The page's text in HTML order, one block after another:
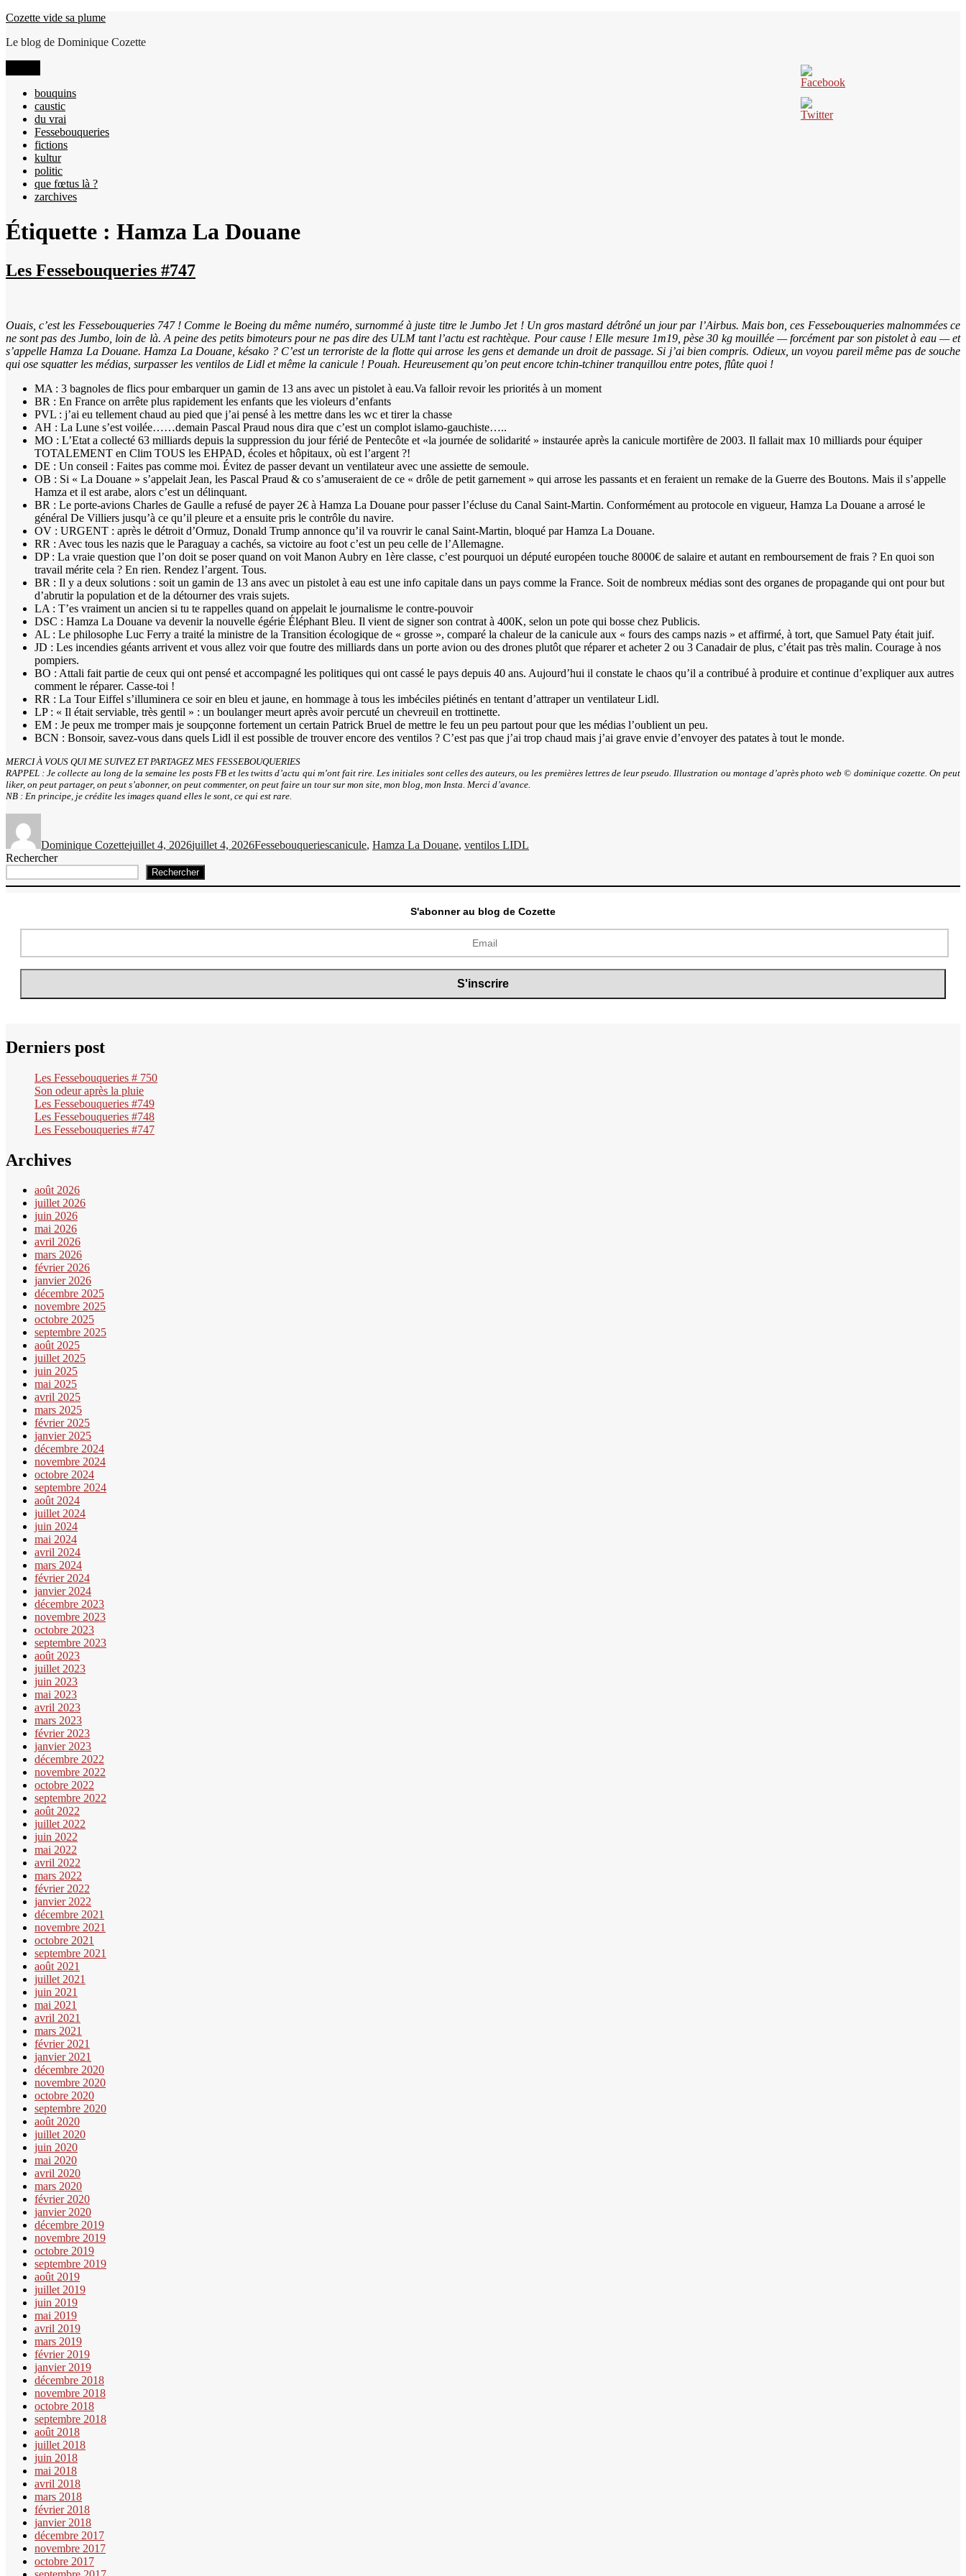
Aller
contenu
Cozette vide sa plume
Le blog de Dominique Cozette
bouquins
caustic
du vrai
Fessebouqueries
fictions
kultur
politic
que fœtus là ?
zarchives
Étiquette : Hamza La Douane
Les Fessebouqueries #747
Ouais, c’est les Fessebouqueries 747 ! Comme le Boeing du même numéro, surnommé à juste titre le Jumbo Jet ! Un gros mastard détrôné un jour par l’Airbus. Mais bon, ces Fessebouqueries malnommées ce
ne sont pas des Jumbo, loin de là. A peine des petits bimoteurs pour ne pas dire des ULM tant l’actu est rachtèque. Pour cause ! Elle mesure 1m19, pèse 30 kg mouillée — forcément par son pistolet à eau — et
s’appelle Hamza La Douane. Hamza La Douane, késako ? C’est un terroriste de la flotte qui arrose les gens et demande un droit de passage. Si j’ai bien compris. Odieux, un voyou pareil même pas de souche
qui ose squatter les médias, surpasser les ventilos de Lidl et même la canicule ! Pouah. Heureusement qu’on peut encore tchin-tchiner tranquillou entre potes, flûte quoi !
MA : 3 bagnoles de flics pour embarquer un gamin de 13 ans avec un pistolet à eau.Va falloir revoir les priorités à un moment
BR : En France on arrête plus rapidement les enfants que les violeurs d’enfants
PVL : j’ai eu tellement chaud au pied que j’ai pensé à les mettre dans les wc et tirer la chasse
AH : La Lune s’est voilée……demain Pascal Praud nous dira que c’est un complot islamo-gauchiste…..
MO : L’Etat a collecté 63 milliards depuis la suppression du jour férié de Pentecôte et «la journée de solidarité » instaurée après la canicule mortifère de 2003. Il fallait max 10 milliards pour équiper
TOTALEMENT en Clim TOUS les EHPAD, écoles et hôpitaux, où est l’argent ?!
DE : Un conseil : Faites pas comme moi. Évitez de passer devant un ventilateur avec une assiette de semoule.
OB : Si « La Douane » s’appelait Jean, les Pascal Praud & co s’amuseraient de ce « drôle de petit garnement » qui arrose les passants et en feraient un remake de la Guerre des Boutons. Mais il s’appelle
Hamza et il est arabe, alors c’est un délinquant.
BR : Le porte-avions Charles de Gaulle a refusé de payer 2€ à Hamza La Douane pour passer l’écluse du Canal Saint-Martin. Conformément au protocole en vigueur, Hamza La Douane a arrosé le
général De Villiers jusqu’à ce qu’il pleure et a ensuite pris le contrôle du navire.
OV : URGENT : après le détroit d’Ormuz, Donald Trump annonce qu’il va rouvrir le canal Saint-Martin, bloqué par Hamza La Douane.
RR : Avec tous les nazis que le Paraguay a cachés, sa victoire au foot c’est un peu celle de l’Allemagne.
DP : La vraie question que l’on doit se poser quand on voit Manon Aubry en 1ère classe, c’est pourquoi un député européen touche 8000€ de salaire et autant en remboursement de frais ? En quoi son
travail mérite cela ? En rien. Rendez l’argent. Tous.
BR : Il y a deux solutions : soit un gamin de 13 ans avec un pistolet à eau est une info capitale dans un pays comme la France. Soit de nombreux médias sont des organes de propagande qui ont pour but
d’abrutir la population et de la détourner des vrais sujets.
LA : T’es vraiment un ancien si tu te rappelles quand on appelait le journalisme le contre-pouvoir
DSC : Hamza La Douane va devenir la nouvelle égérie Éléphant Bleu. Il vient de signer son contrat à 400K, selon un pote qui bosse chez Publicis.
AL : Le philosophe Luc Ferry a traité la ministre de la Transition écologique de « grosse », comparé la chaleur de la canicule aux « fours des camps nazis » et affirmé, à tort, que Samuel Paty était juif.
JD : Les incendies géants arrivent et vous allez voir que foutre des milliards dans un porte avion ou des drones plutôt que réparer et acheter 2 ou 3 Canadair de plus, c’était pas très malin. Courage à nos
pompiers.
BO : Attali fait partie de ceux qui ont pensé et accompagné les politiques qui ont cassé le pays depuis 40 ans. Aujourd’hui il constate le chaos qu’il a contribué à produire et continue d’expliquer aux autres
comment le réparer. Casse-toi !
RR : La Tour Eiffel s’illuminera ce soir en bleu et jaune, en hommage à tous les imbéciles piétinés en tentant d’attraper un ventilateur Lidl.
LP : « Il était serviable, très gentil » : un boulanger meurt après avoir percuté un chevreuil en trottinette.
EM : Je peux me tromper mais je soupçonne fortement un certain Patrick Bruel de mettre le feu un peu partout pour que les médias l’oublient un peu.
BCN : Bonsoir, savez-vous dans quels Lidl il est possible de trouver encore des ventilos ? C’est pas que j’ai trop chaud mais j’ai grave envie d’envoyer des patates à tout le monde.
MERCI À VOUS QUI ME SUIVEZ ET PARTAGEZ MES FESSEBOUQUERIES
RAPPEL : Je collecte au long de la semaine les posts FB et les twitts d’actu qui m’ont fait rire. Les initiales sont celles des auteurs, ou les premières lettres de leur pseudo. Illustration ou montage d’après photo web © dominique cozette. On peut
liker, on peut partager, on peut s’abonner, on peut commenter, on peut faire un tour sur mon site, mon blog, mon Insta. Merci d’avance.
NB : En principe, je crédite les images quand elles le sont, ce qui est rare.
Dominique Cozettejuillet 4, 2026juillet 4, 2026Fessebouqueriescanicule, Hamza La Douane, ventilos LIDL
Rechercher
Rechercher
S'abonner au blog de Cozette
Derniers post
Les Fessebouqueries # 750
Son odeur après la pluie
Les Fessebouqueries #749
Les Fessebouqueries #748
Les Fessebouqueries #747
Archives
août 2026
juillet 2026
juin 2026
mai 2026
avril 2026
mars 2026
février 2026
janvier 2026
décembre 2025
novembre 2025
octobre 2025
septembre 2025
août 2025
juillet 2025
juin 2025
mai 2025
avril 2025
mars 2025
février 2025
janvier 2025
décembre 2024
novembre 2024
octobre 2024
septembre 2024
août 2024
juillet 2024
juin 2024
mai 2024
avril 2024
mars 2024
février 2024
janvier 2024
décembre 2023
novembre 2023
octobre 2023
septembre 2023
août 2023
juillet 2023
juin 2023
mai 2023
avril 2023
mars 2023
février 2023
janvier 2023
décembre 2022
novembre 2022
octobre 2022
septembre 2022
août 2022
juillet 2022
juin 2022
mai 2022
avril 2022
mars 2022
février 2022
janvier 2022
décembre 2021
novembre 2021
octobre 2021
septembre 2021
août 2021
juillet 2021
juin 2021
mai 2021
avril 2021
mars 2021
février 2021
janvier 2021
décembre 2020
novembre 2020
octobre 2020
septembre 2020
août 2020
juillet 2020
juin 2020
mai 2020
avril 2020
mars 2020
février 2020
janvier 2020
décembre 2019
novembre 2019
octobre 2019
septembre 2019
août 2019
juillet 2019
juin 2019
mai 2019
avril 2019
mars 2019
février 2019
janvier 2019
décembre 2018
novembre 2018
octobre 2018
septembre 2018
août 2018
juillet 2018
juin 2018
mai 2018
avril 2018
mars 2018
février 2018
janvier 2018
décembre 2017
novembre 2017
octobre 2017